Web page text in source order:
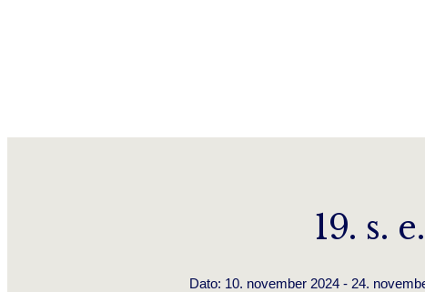
19. s.
Dato: 10. november 2024 - 24.